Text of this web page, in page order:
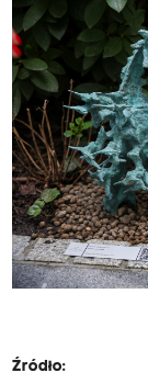
Źródło: